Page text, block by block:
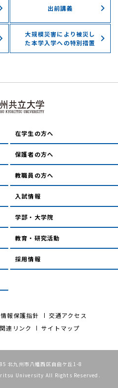
出前講義
大規模災害により被災し
た本学入学への特別措置
在学生の方へ
保護者の方へ
教職員の方へ
入試情報
学部・大学院
教育・研究活動
採用情報
報保護指針
交通アクセス
関連リンク サイトマップ
北九州市八幡西区自由ケ丘1-8
University All Rights Reserved.